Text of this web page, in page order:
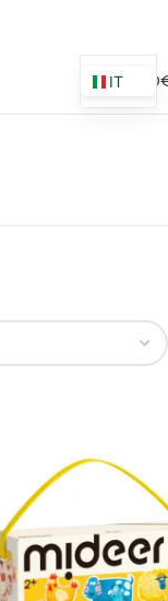
0,00
IT
ES